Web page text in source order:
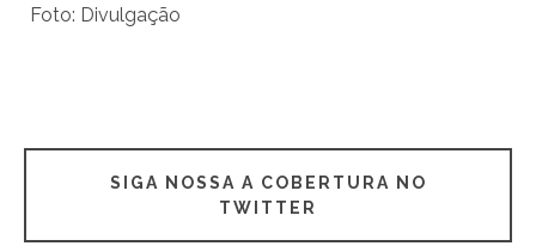
Foto: Divulgação
SIGA NOSSA A COBERTURA NO
TWITTER